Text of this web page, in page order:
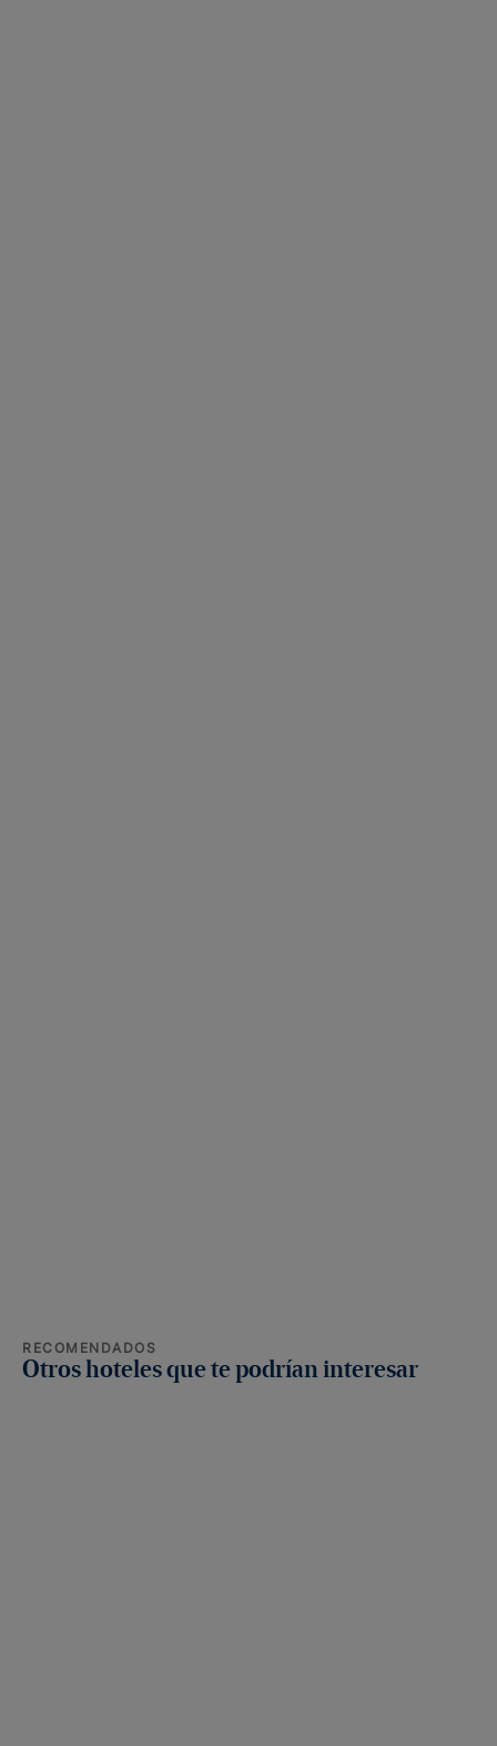
RECOMENDADOS
Otros hoteles que te podrían interesar